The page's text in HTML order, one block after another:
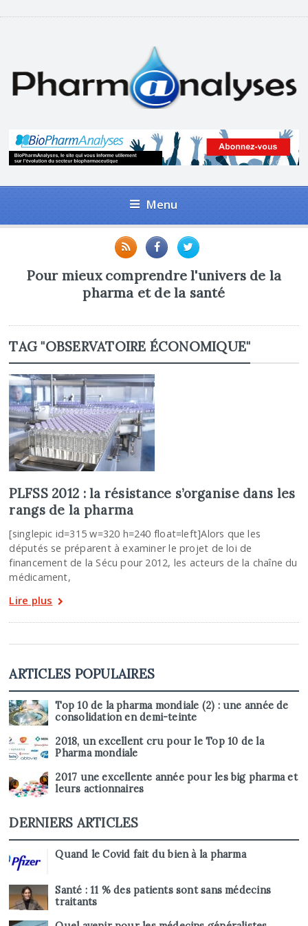
Menu
Pour mieux comprendre l'univers de la
pharma et de la santé
TAG "OBSERVATOIRE ÉCONOMIQUE"
PLFSS 2012 : la résistance s’organise dans les
rangs de la pharma
[singlepic id=315 w=320 h=240 float=left]Alors que les
députés se préparent à examiner le projet de loi de
financement de la Sécu pour 2012, les acteurs de la chaîne du
médicament,
Lire plus
ARTICLES POPULAIRES
Top 10 de la pharma mondiale (2) : une année de
consolidation en demi-teinte
2018, un excellent cru pour le Top 10 de la
Pharma mondiale
2017 une excellente année pour les big pharma et
leurs actionnaires
DERNIERS ARTICLES
Quand le Covid fait du bien à la pharma
Santé : 11 % des patients sont sans médecins
traitants